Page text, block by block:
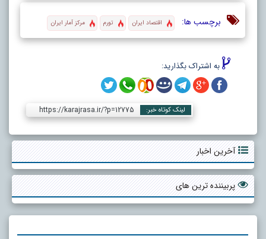
برچسب ها: اقتصاد ایران تورم مرکز آمار ایران
به اشتراک بگذارید:
لینک کوتاه خبر: https://karajrasa.ir/?p=12775
آخرین اخبار
پربیننده ترین های